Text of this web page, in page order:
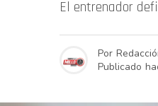
El entrenador
Por
Publicado